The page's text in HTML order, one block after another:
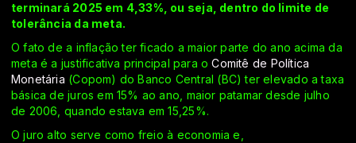
terminará 2025 em 4,33%, ou seja, dentro do limite de
tolerância da meta.
O fato de a inflação ter ficado a maior parte do ano acima da
meta é a justificativa principal para oComitê de Política
Monetária (Copom) do Banco Central (BC) ter elevado a taxa
básica de juros em 15% ao ano, maior patamar desde julho
de 2006, quando estava em 15,25%.
O juro alto serve como freio à economia e,